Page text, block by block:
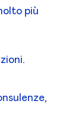
più